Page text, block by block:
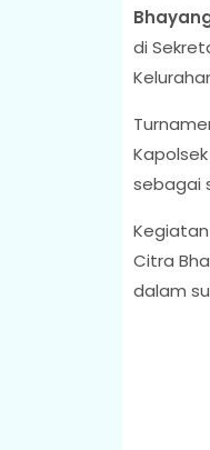
di
sebagai
Citra
dalam